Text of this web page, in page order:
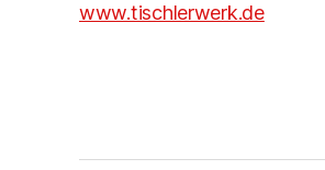
www.tischlerwerk.de